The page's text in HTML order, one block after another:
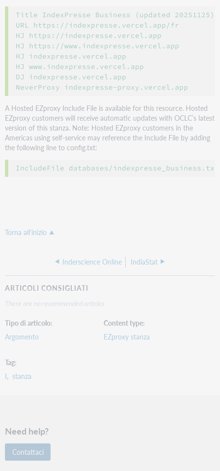
Title IndexPresse Business (updated 20251125)
URL https://indexpresse.vercel.app/fr
HJ https://indexpresse.vercel.app
HJ https://www.indexpresse.vercel.app
HJ indexpresse.vercel.app
HJ www.indexpresse.vercel.app
DJ indexpresse.vercel.app
A Hosted EZproxy Include File is available for this resource. Hosted
EZproxy customers will receive automatic updates with OCLC’s latest
version of this stanza. Note: Hosted EZproxy customers in the
Americas using self-service may reference the Include File by adding
the following line to config.txt:
Torna all'inizio
Inderscience Online IndiaStat
ARTICOLI CONSIGLIATI
There are no recommended articles.
Tipo di articolo
Argomento
Content type
EZproxy stanza
Tag
I
stanza
Need help?
Contattaci